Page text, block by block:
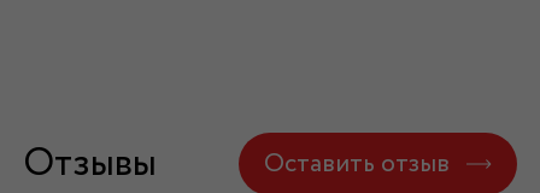
Отзывы Оставить отзыв